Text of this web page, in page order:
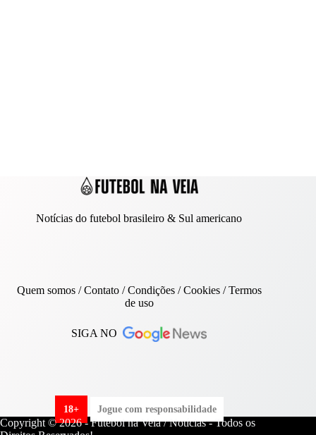
Notícias do futebol brasileiro & Sul americano
Quem somos/Contato/ Condições /Cookies/Termos
de uso
SIGA NO
18+ Jogue com responsabilidade
Copyright © 2026 - Futebol na Veia / Notícias - Todos os